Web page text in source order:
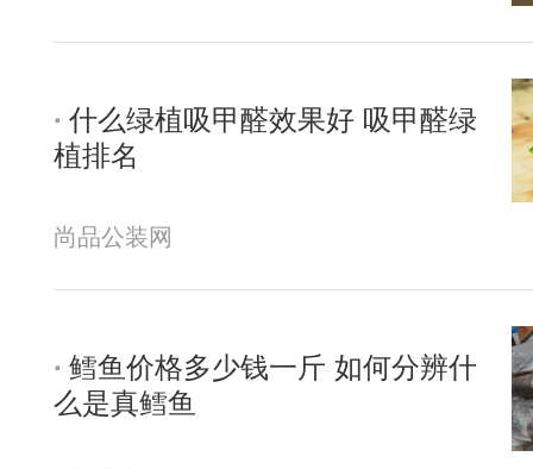
什么绿植吸甲醛效果好 吸甲醛绿
植排名
尚品公装网
鳕鱼价格多少钱一斤 如何分辨什
么是真鳕鱼